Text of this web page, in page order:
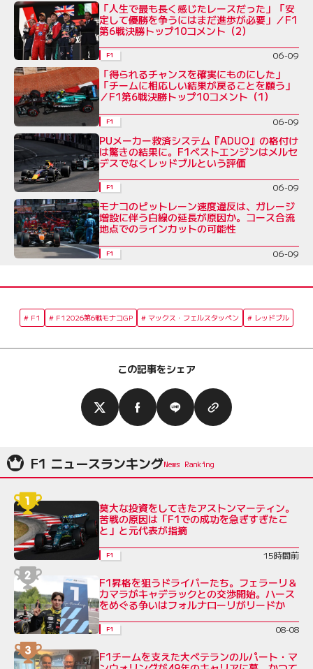
「人生で最も長く感じたレースだった」「安
定して優勝を争うにはまだ進歩が必要」／F1
第6戦決勝トップ10コメント（2）
F1 06-09
「得られるチャンスを確実にものにした」
「チームに相応しい結果が戻ることを願う」
／F1第6戦決勝トップ10コメント（1）
F1 06-09
PUメーカー救済システム『ADUO』の格付け
は驚きの結果に。F1ベストエンジンはメルセ
デスでなくレッドブルという評価
F1 06-09
モナコのピットレーン速度違反は、ガレージ
増設に伴う白線の延長が原因か。コース合流
地点でのラインカットの可能性
F1 06-09
F1 F12026第6戦モナコGP マックス・フェルスタッペン レッドブル
この記事をシェア
F1 ニュースランキング
莫大な投資をしてきたアストンマーティン。
苦戦の原因は「F1での成功を急ぎすぎたこ
と」と元代表が指摘
F1 15時間前
F1昇格を狙うドライバーたち。フェラーリ＆
カマラがキャデラックとの交渉開始。ハース
をめぐる争いはフォルナローリがリードか
F1 08-08
F1チームを支えた大ベテランのルパート・マ